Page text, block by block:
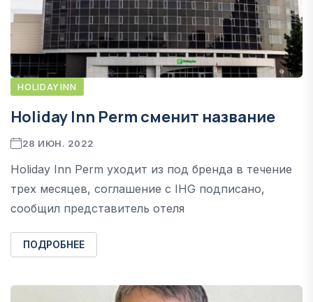
HOLIDAY INN
Holiday Inn Perm сменит название
28 ИЮН. 2022
Holiday Inn Perm уходит из под бренда в течение
трех месяцев, соглашение с IHG подписано,
сообщил представитель отеля
ПОДРОБНЕЕ